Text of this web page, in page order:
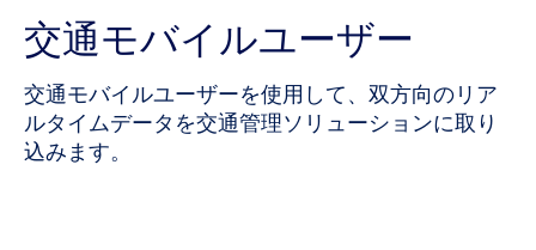
交通モバイルユーザー
交通モバイルユーザーを使用して、双方向のリア
ルタイムデータを交通管理ソリューションに取り
込みます。